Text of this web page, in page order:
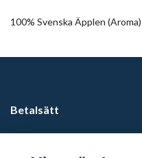
100% Svenska Äpplen
Betalsätt